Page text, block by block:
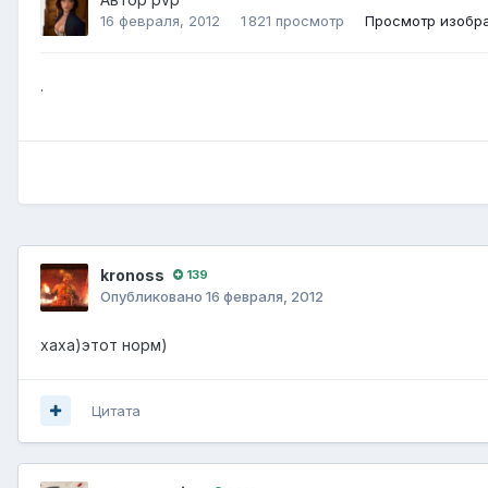
16 февраля, 2012 1 821 просмотр Просмотр
.
kronoss 139
Опубликовано 16 февраля, 2012
хаха)этот норм)
Цитата